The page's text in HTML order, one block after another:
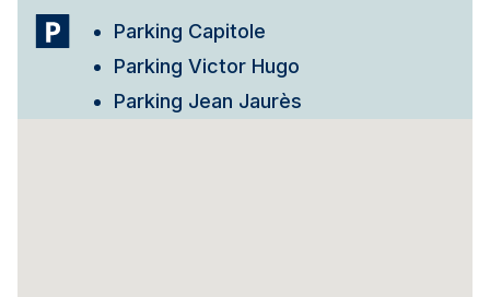
Parking Capitole
Parking Victor Hugo
Parking Jean Jaurès